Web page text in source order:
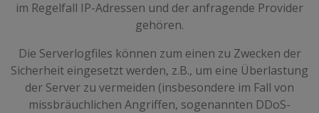
im Regelfall IP-Adressen und der anfragende Provider
gehören.
Die Serverlogfiles können zum einen zu Zwecken der
Sicherheit eingesetzt werden, z.B., um eine Überlastung
der Server zu vermeiden (insbesondere im Fall von
missbräuchlichen Angriffen, sogenannten DDoS-